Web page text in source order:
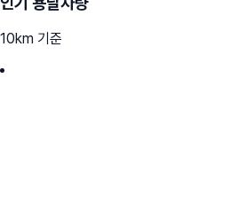
10km 기준